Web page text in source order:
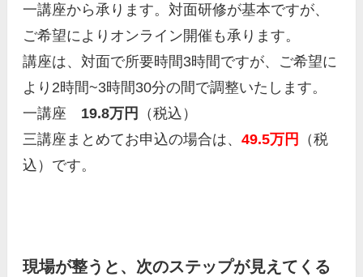
一講座から承ります。対面研修が基本ですが、
ご希望によりオンライン開催も承ります。
講座は、対面で所要時間3時間ですが、ご希望に
より2時間~3時間30分の間で調整いたします。
一講座 19.8万円
（税込）
三講座まとめてお申込の場合は、49.5万円
（税
込）です。
現場が整うと、次のステップが見えてくる